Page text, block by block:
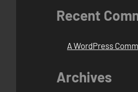
Recent
A WordPress
Archives